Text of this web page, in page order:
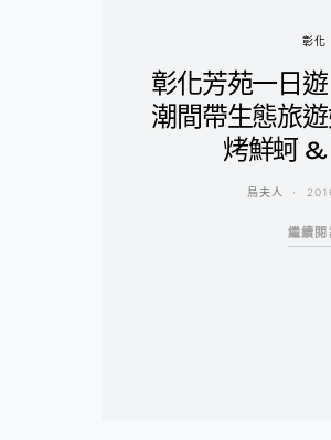
彰化
彰化芳苑一日
潮間帶生態旅
烤鮮蚵
鳥夫人
繼續閱